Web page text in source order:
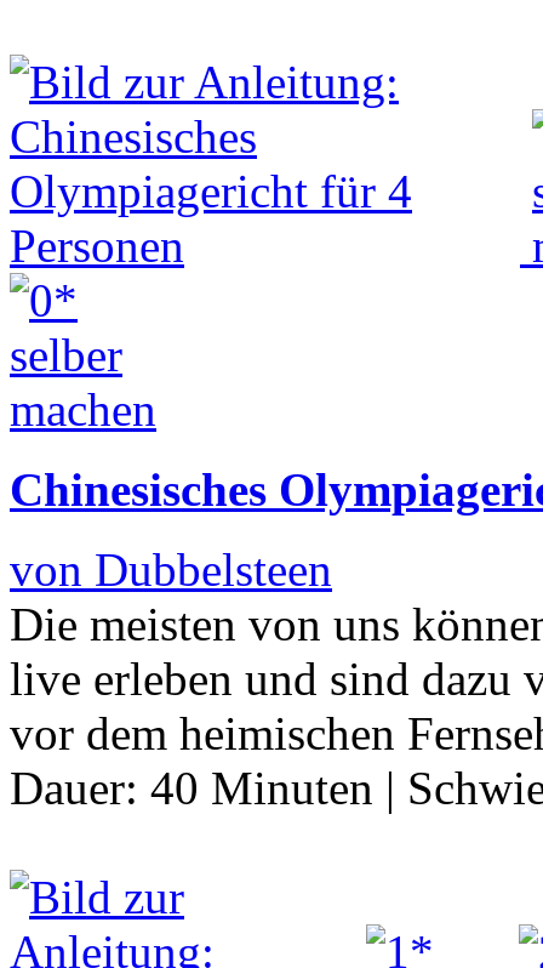
Chinesisches
von Dubbelsteen
Die meisten von uns
live erleben und sind dazu
vor dem heimischen
Dauer: 40 Minuten |